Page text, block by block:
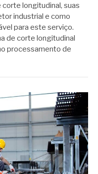
corte longitudinal, suas
industrial e como
para este serviço.
de corte longitudinal
processamento de